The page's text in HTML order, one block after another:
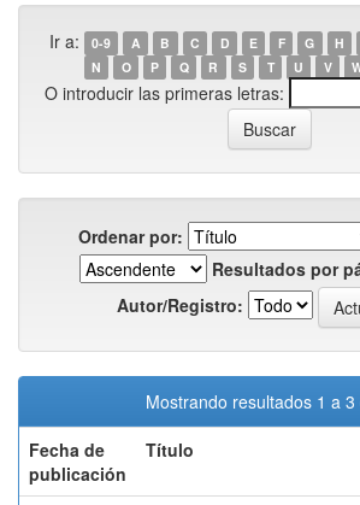
Ir a: 0-9 A B C D E F G H
N
O P Q R S T U V
O introducir las primeras letras:
Ordenar por:
Resultados por
Autor/Registro:
Mostrando resultados 1 a 3
Fecha de
publicación
Título